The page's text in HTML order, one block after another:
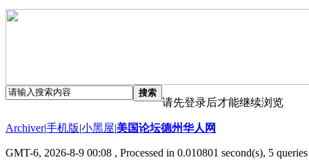
搜索
请先登录后才能继续浏览
Archiver|手机版|小黑屋|美国论坛德州华人网
GMT-6, 2026-8-9 00:08 , Processed in 0.010801 second(s), 5